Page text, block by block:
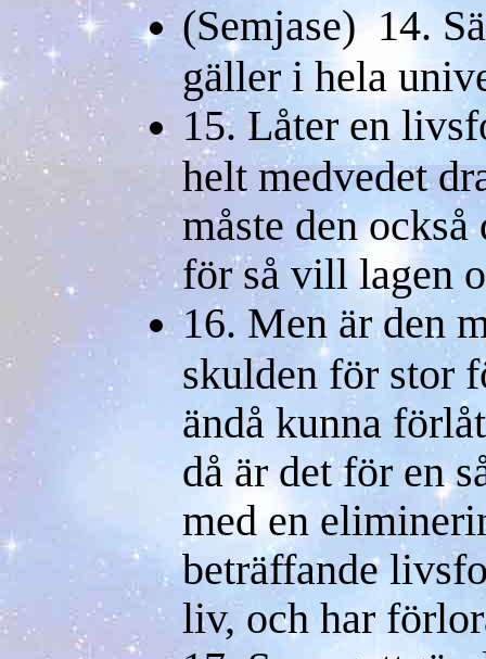
(Semjase) 14.
gäller i hela
15. Låter en
helt medvedet
måste den
för så vill lagen
16. Men är den
skulden för stor
ändå kunna
då är det för en
med en
beträffande
liv, och har